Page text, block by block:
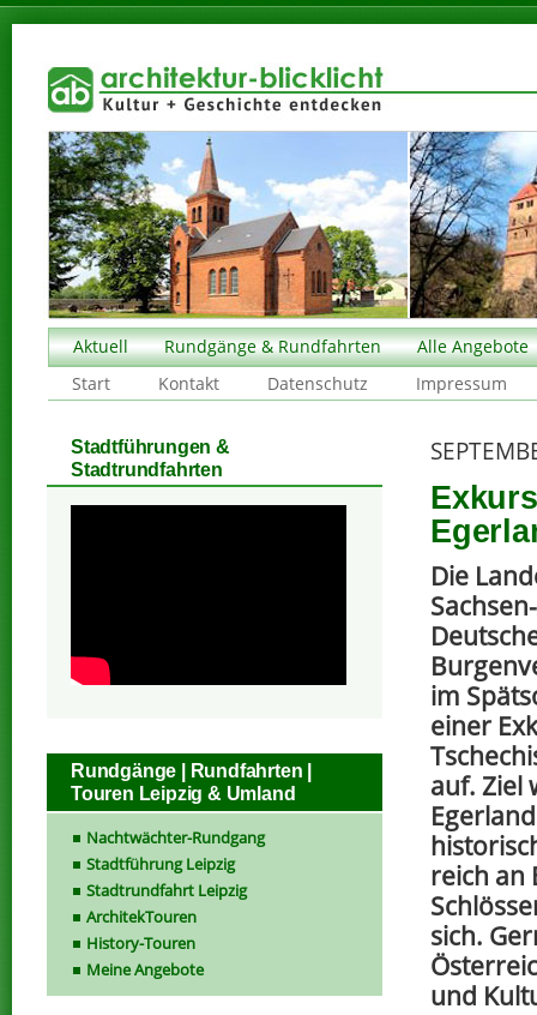
Aktuell Rundgänge & Rundfahrten
Alle Angebote
Start
Kontakt Datenschutz Impressum
Die
im
einer
auf. Ziel
reich an
sich.
und
Stadtführungen &
Stadtrundfahrten
Rundgänge | Rundfahrten |
Touren Leipzig & Umland
Nachtwächter-Rundgang
Stadtführung Leipzig
Stadtrundfahrt Leipzig
ArchitekTouren
History-Touren
Meine Angebote